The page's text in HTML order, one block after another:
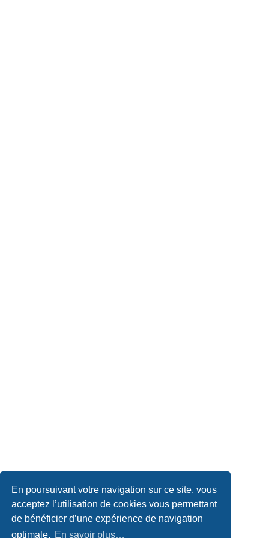
En poursuivant votre navigation sur ce site, vous
acceptez l’utilisation de cookies vous permettant
de bénéficier d’une expérience de navigation
optimale. En savoir plus…